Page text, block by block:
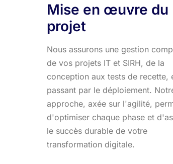
Mise en œuvre du
projet
Nous assurons une gestion
de vos projets IT et SIRH, de la
conception aux tests de recette,
passant par le déploiement.
approche, axée sur l'agilité,
d'optimiser chaque phase et
le succès durable de votre
transformation digitale.